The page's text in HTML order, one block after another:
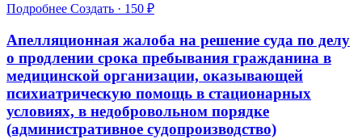
Подробнее Создать · 150 ₽
Апелляционная жалоба на решение суда по делу
о продлении срока пребывания гражданина в
медицинской организации, оказывающей
психиатрическую помощь в стационарных
условиях, в недобровольном порядке
(административное судопроизводство)